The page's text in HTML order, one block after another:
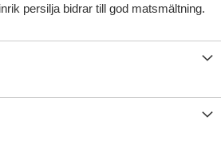
persilja bidrar till god matsmältning.